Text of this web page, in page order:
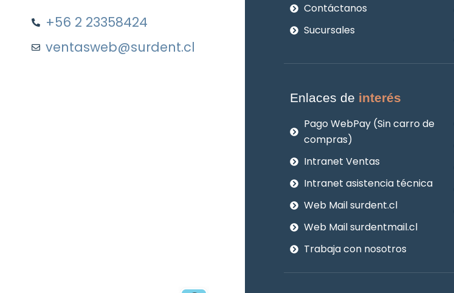
+56 2 23358424
ventasweb@surdent.cl
Contáctanos
Sucursales
Enlaces de interés
Pago WebPay (Sin carro de
compras)
Intranet Ventas
Intranet asistencia técnica
Web Mail surdent.cl
Web Mail surdentmail.cl
Trabaja con nosotros